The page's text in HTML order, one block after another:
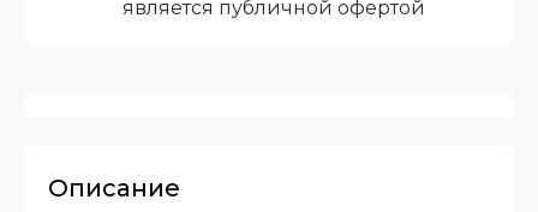
является публичной офертой
Описание